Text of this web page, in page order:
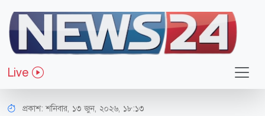
Live
আন্তর্জাতিক
২৪ ঘণ্টার মধ্যে যুক্তরাষ্ট্র-ইরান শান্তি চুক্তি
সই: শেহবাজ
প্রকাশ:শনিবার, ১৩ জুন, ২০২৬, ১৮:১৩